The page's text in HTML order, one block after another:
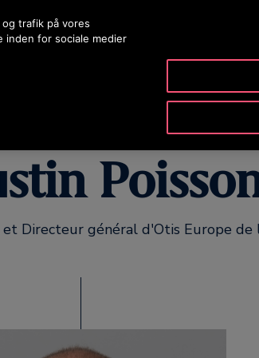
Directeur général d'Otis Europe de
trafik på vores
inden for sociale medier